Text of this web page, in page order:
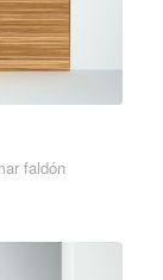
faldón